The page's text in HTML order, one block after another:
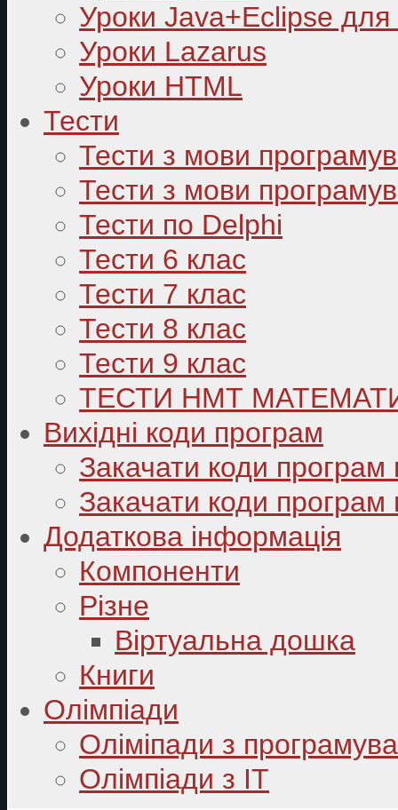
Уроки Java+Eclipse
Уроки Lazarus
Уроки HTML
Тести
Тести з мови
Тести з мови
Тести по Delphi
Тести 6 клас
Тести 7 клас
Тести 8 клас
Тести 9 клас
ТЕСТИ НМТ
Вихідні коди програм
Закачати коди програм
Закачати коди програм
Додаткова інформація
Компоненти
Різне
Віртуальна дошка
Книги
Олімпіади
Оліміпади з
Олімпіади з ІТ